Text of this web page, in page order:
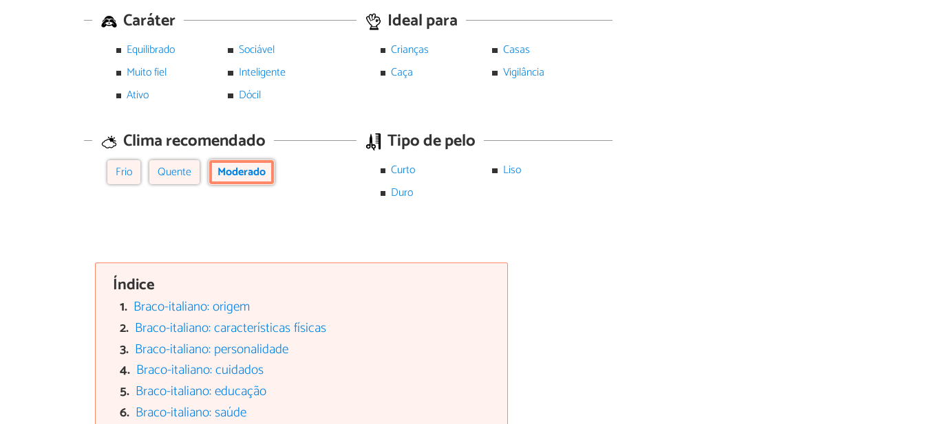
Caráter
Equilibrado
Sociável
Muito fiel
Inteligente
Ativo
Dócil
Ideal para
Crianças
Casas
Caça
Vigilância
Clima recomendado
Frio Quente Moderado
Tipo de pelo
Curto
Liso
Duro
Índice
Braco-italiano: origem
Braco-italiano: características físicas
Braco-italiano: personalidade
Braco-italiano: cuidados
Braco-italiano: educação
Braco-italiano: saúde